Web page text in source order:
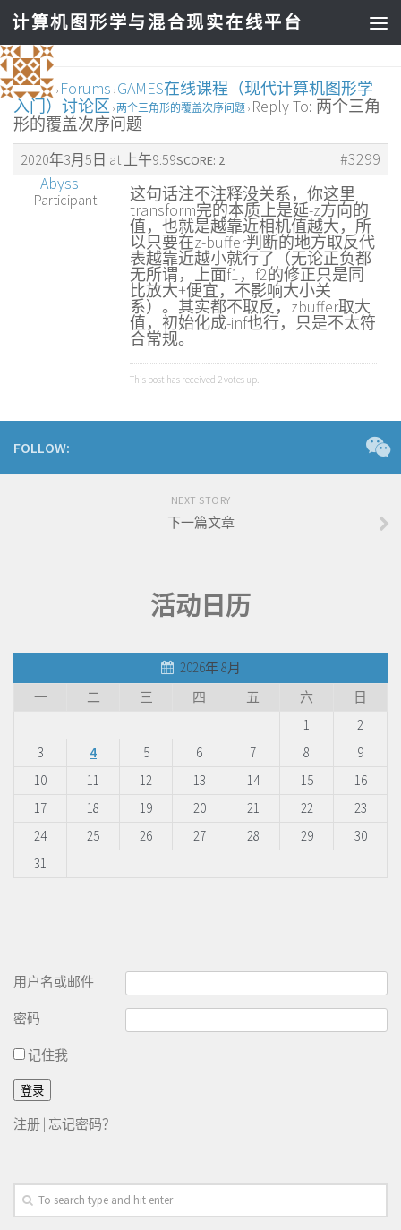
计算机图形学与混合现实在线平台
Home › Forums › GAMES在线课程（现代计算机图形学
入门）讨论区 ›两个三角形的覆盖次序问题 › Reply To: 两个三角
形的覆盖次序问题
2020年3月5日 at 上午9:59 #3299
SCORE: 2
Abyss
Participant 这句话注不注释没关系，你这里
transform完的本质上是延-z方向的
值，也就是越靠近相机值越大，所
以只要在z-buffer判断的地方取反代
表越靠近越小就行了（无论正负都
无所谓，上面f1，f2的修正只是同
比放大+便宜，不影响大小关
系）。其实都不取反，zbuffer取大
值，初始化成-inf也行，只是不太符
合常规。
This post has received 2votes up.
FOLLOW:
NEXT STORY
下一篇文章
活动日历
2026年 8月
一
二 三 四 五 六
日
1
2
3
4 5 6 7 8
9
10
11 12 13 14 15
16
17
18 19 20 21 22
23
24
25 26 27 28 29
30
31
用户名或邮件
密码
记住我
注册 | 忘记密码？